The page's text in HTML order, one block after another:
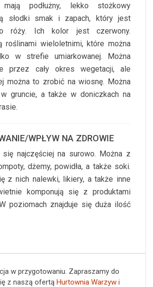
mają podłużny, lekko stożkowy
słodki smak i zapach, który jest
róży. Ich kolor jest czerwony.
roślinami wieloletnimi, które można
w strefie umiarkowanej. Można
przez cały okres wegetacji, ale
można to zrobić na wiosnę. Można
gruncie, a także w doniczkach na
WPŁYW NA ZDROWIE
najczęściej na surowo. Można z
dżemy, powidła, a także soki.
z nich nalewki, likiery, a także inne
komponują się z produktami
poziomach znajduje się duża ilość
w przygotowaniu. Zapraszamy do
z naszą ofertą Hurtownia Warzyw i